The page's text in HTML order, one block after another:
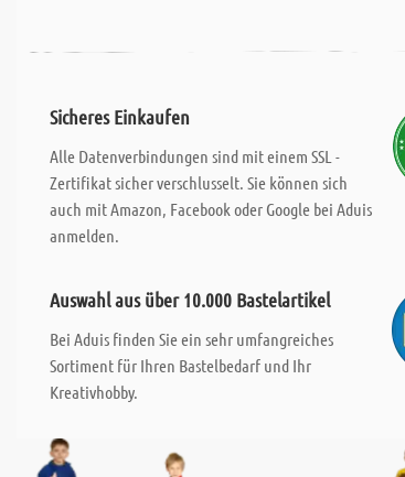
Sicheres Einkaufen
Alle Datenverbindungen sind mit einem SSL -
Zertifikat sicher verschlusselt. Sie können sich
auch mit Amazon, Facebook oder Google bei Aduis
anmelden.
Auswahl aus über 10.000 Bastelartikel
Bei Aduis finden Sie ein sehr umfangreiches
Sortiment für Ihren Bastelbedarf und Ihr
Kreativhobby.